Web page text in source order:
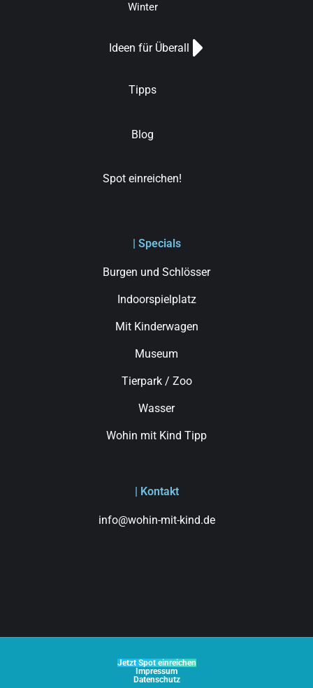
Winter
Ideen für Überall
Tipps
Blog
Spot einreichen!
| Specials
Burgen und Schlösser
Indoorspielplatz
Mit Kinderwagen
Museum
Tierpark / Zoo
Wasser
Wohin mit Kind Tipp
| Kontakt
info@wohin-mit-kind.de
Jetzt Spot einreichen
Impressum
Datenschutz